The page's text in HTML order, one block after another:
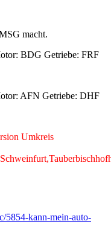
macht.
BDG Getriebe: FRF
AFN Getriebe: DHF
Umkreis
5854-kann-mein-auto-